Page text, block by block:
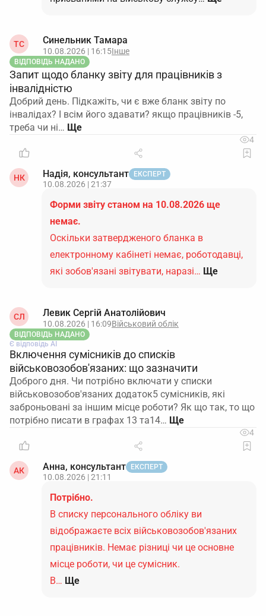
ТС Синельник Тамара
10.08.2026 | 16:15Інше
ВІДПОВІДЬ НАДАНО
Запит щодо бланку звіту для працівників з
інвалідністю
Добрий день. Підкажіть, чи є вже бланк звіту по
інвалідах? І всім його здавати? якщо працівників -5,
треба чи ні…
4
НК Надія, консультант ЕКСПЕРТ
10.08.2026 | 21:37
Форми звіту станом на 10.08.2026 ще
немає.
Оскільки затвердженого бланка в
електронному кабінеті немає, роботодавці,
які зобов'язані звітувати, наразі… Ще
СЛ Левик Сергій Анатолійович
10.08.2026 | 16:09Військовий облік
ВІДПОВІДЬ НАДАНО
Є відповідь АІ
Включення сумісників до списків
військовозобов'язаних: що зазначити
Доброго дня. Чи потрібно включати у списки
військовозобов'язаних додаток5 сумісників, які
заброньовані за іншим місце роботи? Як що так, то що
потрібно писати в графах 13 та14…
4
АК Анна, консультант ЕКСПЕРТ
10.08.2026 | 21:11
Потрібно.
В списку персонального обліку ви
відображаєте всіх військовозобов'язаних
працівників. Немає різниці чи це основне
місце роботи, чи це сумісник.
В… Ще